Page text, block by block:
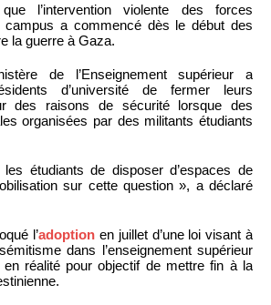
l’intervention violente des forces
campus a commencé dès le début des
la guerre à Gaza.
de l’Enseignement supérieur a
d’université de fermer leurs
des raisons de sécurité lorsque des
organisées par des militants étudiants
étudiants de disposer d’espaces de
sur cette question », a déclaré
l’adoption en juillet d’une loi visant à
dans l’enseignement supérieur
réalité pour objectif de mettre fin à la